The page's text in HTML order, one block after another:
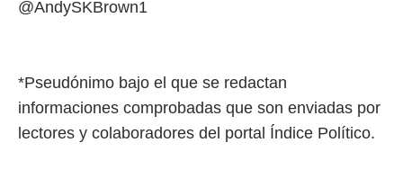
@AndySKBrown1
*Pseudónimo bajo el que se redactan
informaciones comprobadas que son enviadas por
lectores y colaboradores del portal Índice Político.